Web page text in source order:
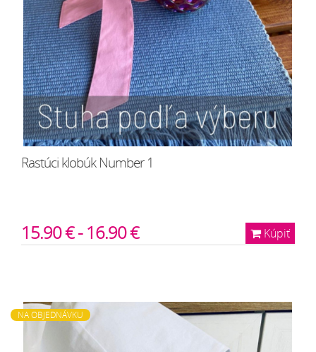
Rastúci klobúk Number 1
Kúpiť
15.90 € - 16.90 €
NA OBJEDNÁVKU